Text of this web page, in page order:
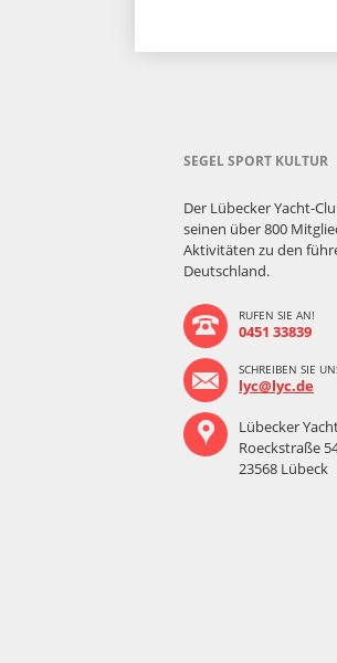
SEGEL SPORT KULTUR
Der Lübecker Yacht-
seinen über 800
Aktivitäten zu den
Deutschland.
RUFEN SIE AN!
0451 33839
SCHREIBEN SIE
lyc@lyc.de
Lübecker
Roeckstraße
23568 Lübeck